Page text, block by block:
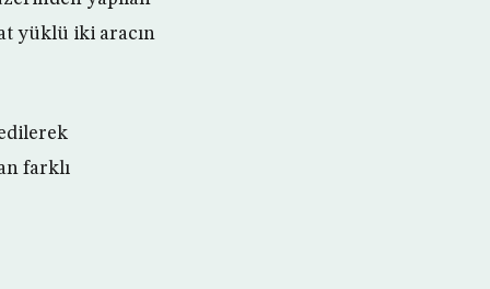
yüklü iki aracın
farklı